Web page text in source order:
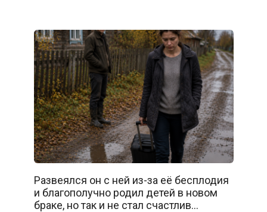
Развеялся он с ней из-за её бесплодия
и благополучно родил детей в новом
браке, но так и не стал счастлив…